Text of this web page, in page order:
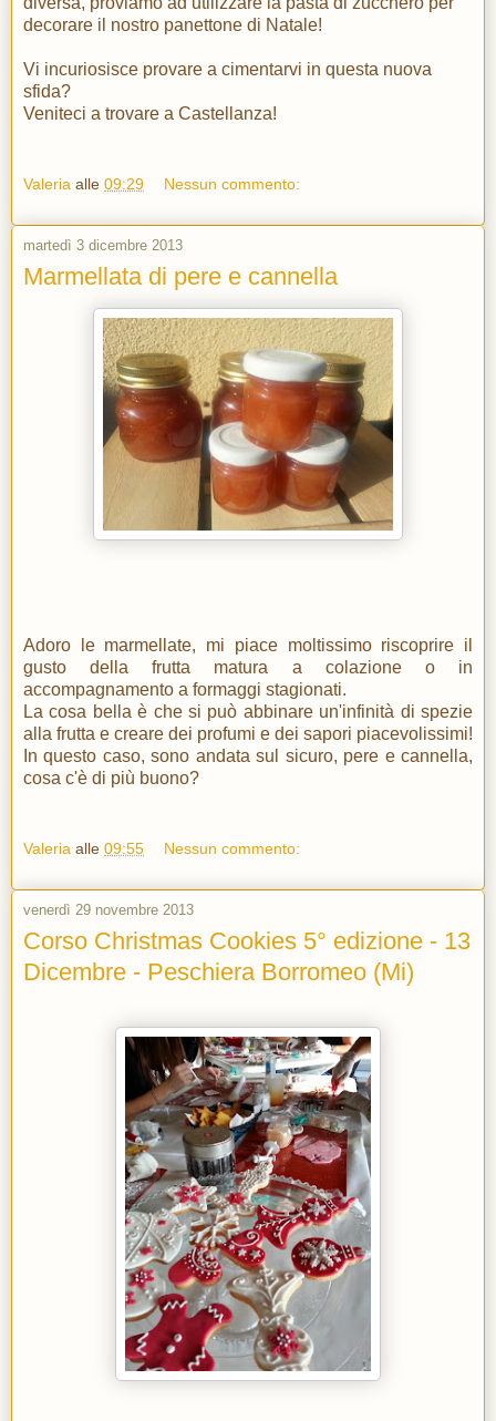
decorare il nostro panettone di Natale!
Vi incuriosisce provare a cimentarvi in questa nuova
sfida?
Veniteci a trovare a Castellanza!
Valeria alle 09:29 Nessun commento:
martedì 3 dicembre 2013
Marmellata di pere e cannella
Adoro le marmellate, mi piace moltissimo riscoprire il
gusto della frutta matura a colazione o in
accompagnamento a formaggi stagionati.
La cosa bella è che si può abbinare un'infinità di spezie
alla frutta e creare dei profumi e dei sapori piacevolissimi!
In questo caso, sono andata sul sicuro, pere e cannella,
cosa c'è di più buono?
Valeria alle 09:55 Nessun commento:
venerdì 29 novembre 2013
Corso Christmas Cookies 5° edizione - 13
Dicembre - Peschiera Borromeo (Mi)